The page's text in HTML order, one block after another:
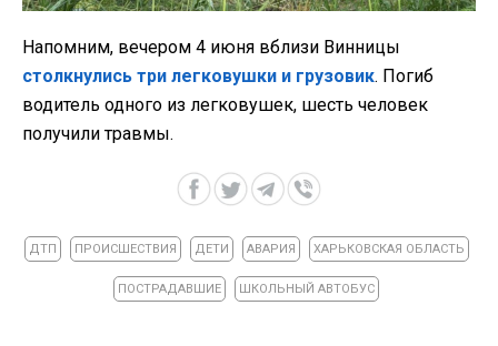
Напомним, вечером 4 июня вблизи Винницы
столкнулись три легковушки и грузовик. Погиб
водитель одного из легковушек, шесть человек
получили травмы.
ДТП ПРОИСШЕСТВИЯ ДЕТИ АВАРИЯ ХАРЬКОВСКАЯ ОБЛАСТЬ
ПОСТРАДАВШИЕ ШКОЛЬНЫЙ АВТОБУС